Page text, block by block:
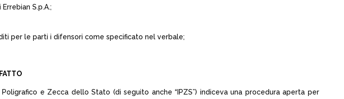
S.p.A.;
per le parti i difensori come specificato nel verbale;
FATTO
e Zecca dello Stato (di seguito anche “IPZS”) indiceva una procedura aperta per